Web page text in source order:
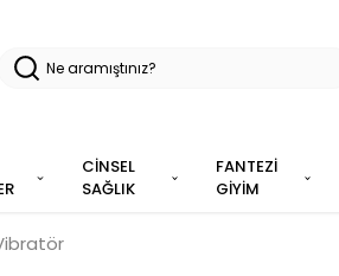
CİNSEL
SAĞLIK
FANTEZİ
GİYİM